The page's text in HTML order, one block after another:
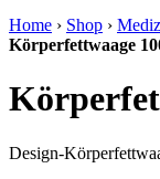
Home › Shop ›
Körperfettwaage
Design-